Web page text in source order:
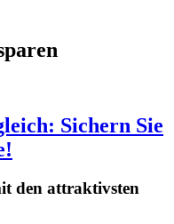
Sichern Sie
den attraktivsten